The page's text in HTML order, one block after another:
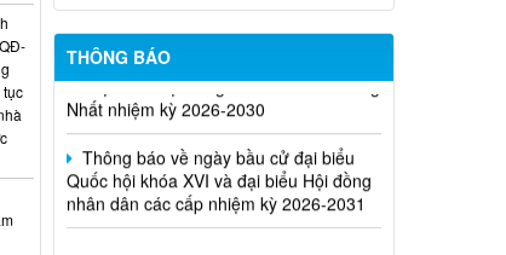
THÔNG BÁO
Thông Báo về về tiếp nhận hồ sơ ứng
cử đại biểu Hội đồng nhân dân xã Thống
Nhất nhiệm kỳ 2026-2030
Thông báo về ngày bầu cử đại biểu
Quốc hội khóa XVI và đại biểu Hội đồng
nhân dân các cấp nhiệm kỳ 2026-2031